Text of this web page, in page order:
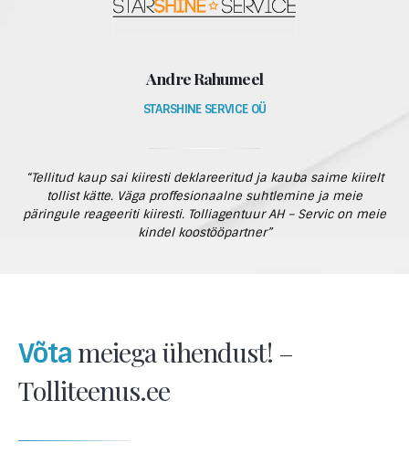
Andre Rahumeel
STARSHINE SERVICE OÜ
“Tellitud kaup sai kiiresti deklareeritud ja kauba saime kiirelt
tollist kätte. Väga proffesionaalne suhtlemine ja meie
päringule reageeriti kiiresti. Tolliagentuur AH – Servic on meie
kindel koostööpartner”
Võtameiega ühendust! –
Tolliteenus.ee